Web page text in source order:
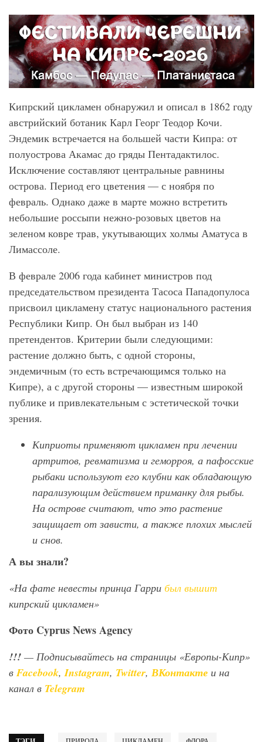
Кипрский цикламен обнаружил и описал в 1862 году
австрийский ботаник Карл Георг Теодор Кочи.
Эндемик встречается на большей части Кипра: от
полуострова Акамас до гряды Пентадактилос.
Исключение составляют центральные равнины
острова. Период его цветения — с ноября по
февраль. Однако даже в марте можно встретить
небольшие россыпи нежно-розовых цветов на
зеленом ковре трав, укутывающих холмы Аматуса в
Лимассоле.
В феврале 2006 года кабинет министров под
председательством президента Тасоса Пападопулоса
присвоил цикламену статус национального растения
Республики Кипр. Он был выбран из 140
претендентов. Критерии были следующими:
растение должно быть, с одной стороны,
эндемичным (то есть встречающимся только на
Кипре), а с другой стороны — известным широкой
публике и привлекательным с эстетической точки
зрения.
Киприоты применяют цикламен при лечении
артритов, ревматизма и геморроя, а пафосские
рыбаки используют его клубни как обладающую
парализующим действием приманку для рыбы.
На острове считают, что это растение
защищает от зависти, а также плохих мыслей
и снов.
А вы знали?
«На фате невесты принца Гарри был вышит
кипрский цикламен»
Фото Cyprus News Agency
!!! — Подписывайтесь на страницы «Европы-Кипр»
вFacebook,Instagram, Twitter, ВКонтакте и на
канал в Telegram